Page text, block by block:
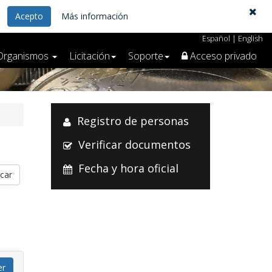
Acepto Más información
Español | English
Licitación Soporte Acceso privado
Registro de personas
Verificar documentos
Fecha y hora oficial